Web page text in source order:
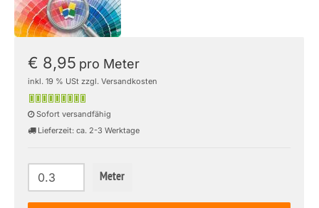
€ 8,95 pro Meter
inkl. 19 % USt zzgl. Versandkosten
Sofort versandfähig
Lieferzeit: ca. 2-3 Werktage
Meter